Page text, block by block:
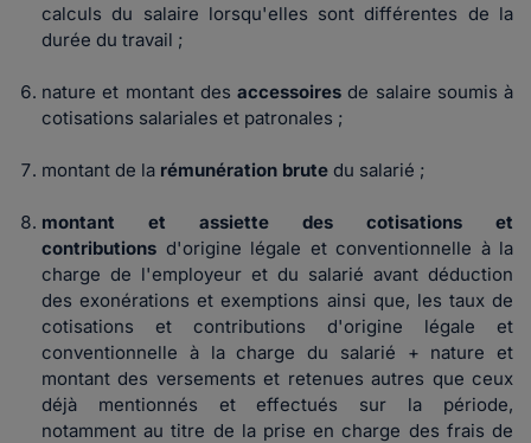
calculs du salaire lorsqu'elles sont différentes de la
durée du travail ;
nature et montant des accessoires de salaire soumis à
cotisations salariales et patronales ;
montant de la rémunération brute du salarié ;
montant et assiette des cotisations et
contributions d'origine légale et conventionnelle à la
charge de l'employeur et du salarié avant déduction
des exonérations et exemptions ainsi que, les taux de
cotisations et contributions d'origine légale et
conventionnelle à la charge du salarié + nature et
montant des versements et retenues autres que ceux
déjà mentionnés et effectués sur la période,
notamment au titre de la prise en charge des frais de